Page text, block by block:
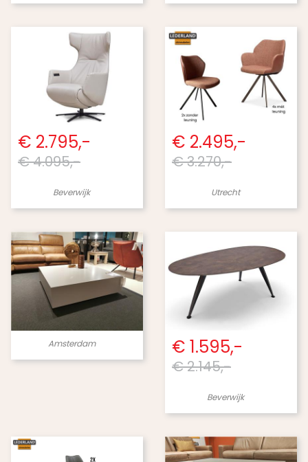
€ 2.795,-
€ 4.095,-
Beverwijk
€ 2.495,-
€ 3.270,-
Utrecht
Amsterdam € 1.595,-
€ 2.145,-
Beverwijk